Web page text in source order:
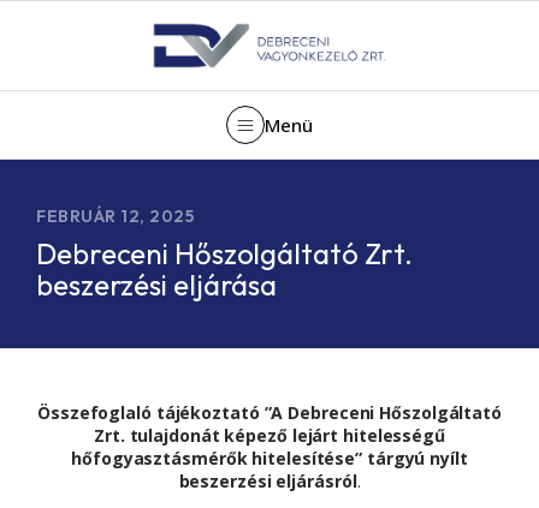
Menü
FEBRUÁR 12, 2025
Debreceni Hőszolgáltató Zrt.
beszerzési eljárása
Összefoglaló tájékoztató ”A Debreceni Hőszolgáltató
Zrt. tulajdonát képező lejárt hitelességű
hőfogyasztásmérők hitelesítése” tárgyú nyílt
beszerzési eljárásról.